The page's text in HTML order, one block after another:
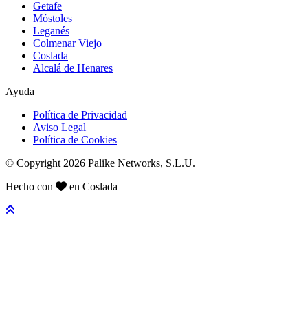
Getafe
Móstoles
Leganés
Colmenar Viejo
Coslada
Alcalá de Henares
Ayuda
Política de Privacidad
Aviso Legal
Política de Cookies
© Copyright 2026 Palike Networks, S.L.U.
Hecho con
en Coslada